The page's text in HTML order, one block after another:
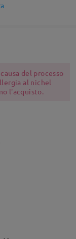
del processo
al nichel
l'acquisto.